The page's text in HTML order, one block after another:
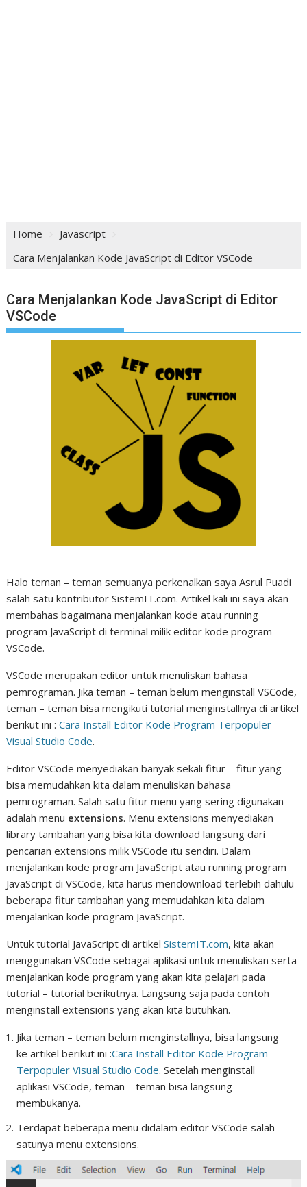
Home
Javascript
Cara Menjalankan Kode JavaScript di Editor VSCode
Cara Menjalankan Kode JavaScript di Editor
VSCode
Halo teman – teman semuanya perkenalkan saya Asrul Puadi
salah satu kontributor SistemIT.com. Artikel kali ini saya akan
membahas bagaimana menjalankan kode atau running
program JavaScript di terminal milik editor kode program
VSCode.
VSCode merupakan editor untuk menuliskan bahasa
pemrograman. Jika teman – teman belum menginstall VSCode,
teman – teman bisa mengikuti tutorial menginstallnya di artikel
berikut ini :Cara Install Editor Kode Program Terpopuler
Visual Studio Code.
Editor VSCode menyediakan banyak sekali fitur – fitur yang
bisa memudahkan kita dalam menuliskan bahasa
pemrograman. Salah satu fitur menu yang sering digunakan
adalah menu extensions. Menu extensions menyediakan
library tambahan yang bisa kita download langsung dari
pencarian extensions milik VSCode itu sendiri. Dalam
menjalankan kode program JavaScript atau running program
JavaScript di VSCode, kita harus mendownload terlebih dahulu
beberapa fitur tambahan yang memudahkan kita dalam
menjalankan kode program JavaScript.
Untuk tutorial JavaScript di artikelSistemIT.com, kita akan
menggunakan VSCode sebagai aplikasi untuk menuliskan serta
menjalankan kode program yang akan kita pelajari pada
tutorial – tutorial berikutnya. Langsung saja pada contoh
menginstall extensions yang akan kita butuhkan.
Jika teman – teman belum menginstallnya, bisa langsung
ke artikel berikut ini :Cara Install Editor Kode Program
Terpopuler Visual Studio Code. Setelah menginstall
aplikasi VSCode, teman – teman bisa langsung
membukanya.
Terdapat beberapa menu didalam editor VSCode salah
satunya menu extensions.